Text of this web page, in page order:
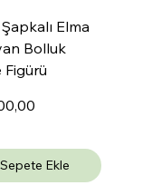
Elma
Bolluk
Figürü
Sepete Ekle